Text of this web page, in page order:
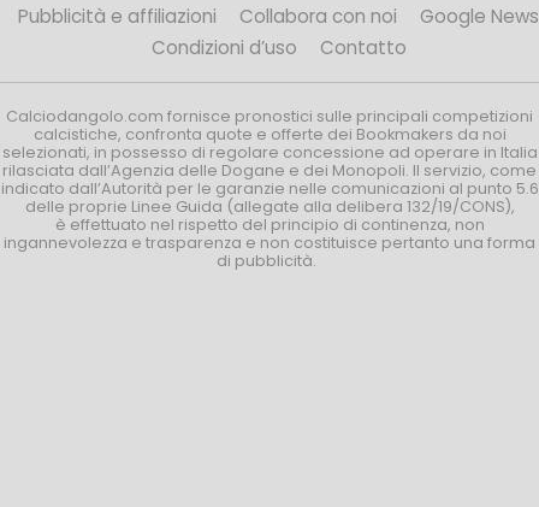
Pubblicità e affiliazioni
Collabora con noi
Google News
Condizioni d’uso
Contatto
Calciodangolo.com fornisce pronostici sulle principali competizioni
calcistiche, confronta quote e offerte dei Bookmakers da noi
selezionati, in possesso di regolare concessione ad operare in Italia
rilasciata dall’Agenzia delle Dogane e dei Monopoli. Il servizio, come
indicato dall’Autorità per le garanzie nelle comunicazioni al punto 5.6
delle proprie Linee Guida (allegate alla delibera 132/19/CONS),
è effettuato nel rispetto del principio di continenza, non
ingannevolezza e trasparenza e non costituisce pertanto una forma
di pubblicità.